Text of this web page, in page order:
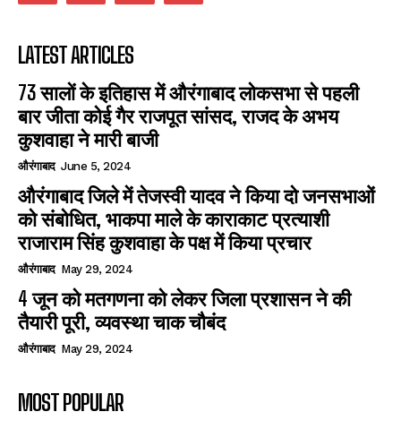
LATEST ARTICLES
73 सालों के इतिहास में औरंगाबाद लोकसभा से पहली
बार जीता कोई गैर राजपूत सांसद, राजद के अभय
कुशवाहा ने मारी बाजी
औरंगाबाद June 5, 2024
औरंगाबाद जिले में तेजस्वी यादव ने किया दो जनसभाओं
को संबोधित, भाकपा माले के काराकाट प्रत्याशी
राजाराम सिंह कुशवाहा के पक्ष में किया प्रचार
औरंगाबाद May 29, 2024
4 जून को मतगणना को लेकर जिला प्रशासन ने की
तैयारी पूरी, व्यवस्था चाक चौबंद
औरंगाबाद May 29, 2024
MOST POPULAR